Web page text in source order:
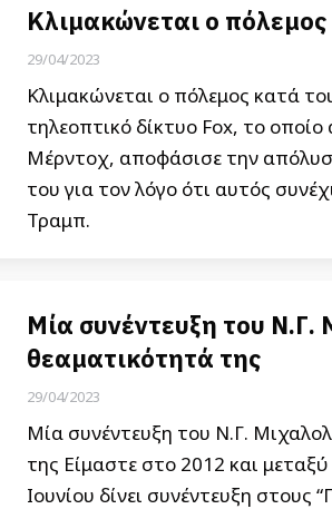
Κλιμακώνεται ο
29/04/2023
Κλιμακώνεται ο πόλεμος κατά
τηλεοπτικό δίκτυο Fox, το
Μέρντοχ, αποφάσισε την
του για τον λόγο ότι αυτός
Τραμπ.
Μία συνέντευξη του Ν.Γ.
θεαματικότητά της
29/04/2023
Μία συνέντευξη του Ν.Γ.
της Είμαστε στο 2012 και
Ιουνίου δίνει συνέντευξη